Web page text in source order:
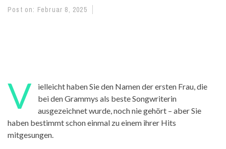
Post on: Februar 8, 2025
V ielleicht haben Sieden Namen der ersten Frau, die
bei den Grammys als beste Songwriterin
ausgezeichnet wurde, noch nie gehört – aberSie
haben bestimmtschon einmal zu einem ihrer Hits
mitgesungen.